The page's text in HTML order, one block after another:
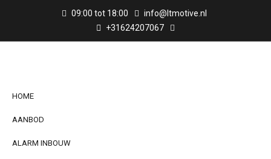
09:00 tot 18:00
info@ltmotive.nl
+31624207067
HOME
AANBOD
ALARM INBOUW